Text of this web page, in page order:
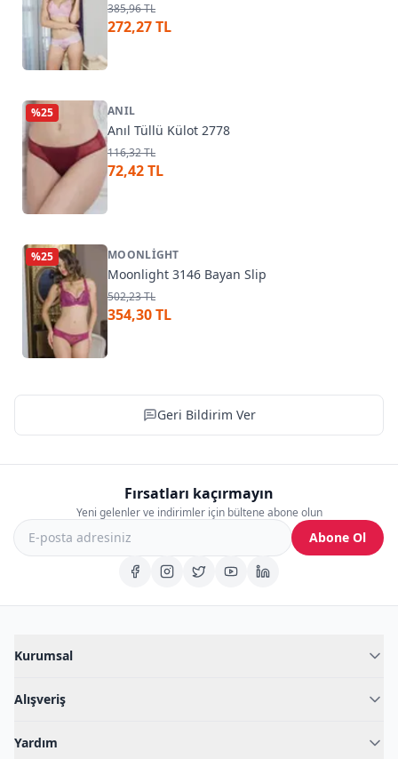
385,96 TL
272,27 TL
%25 ANIL
Anıl Tüllü Külot 2778
116,32 TL
72,42 TL
%25 MOONLIGHT
Moonlight 3146 Bayan Slip
502,23 TL
354,30 TL
Geri Bildirim Ver
Fırsatları kaçırmayın
Yeni gelenler ve indirimler için bültene abone olun
Abone Ol
Kurumsal
Blog
İç Giyim Rehberi
Alışveriş
Yardım